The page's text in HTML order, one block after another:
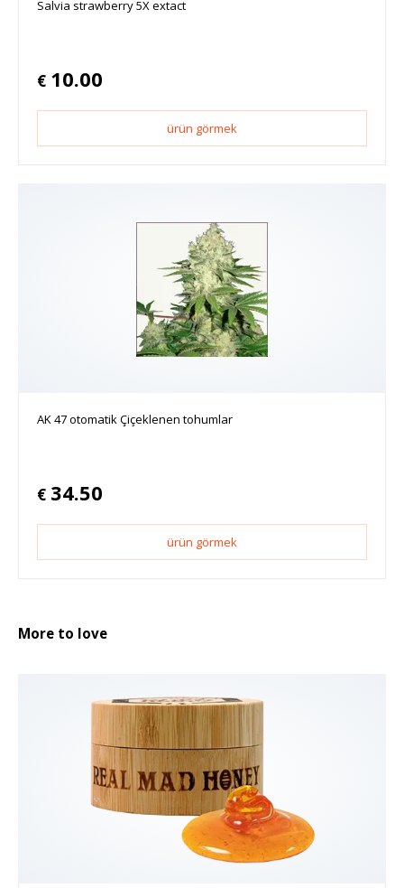
Salvia strawberry 5X extact
€ 10.00
ürün görmek
AK 47 otomatik Çiçeklenen tohumlar
€ 34.50
ürün görmek
More to love